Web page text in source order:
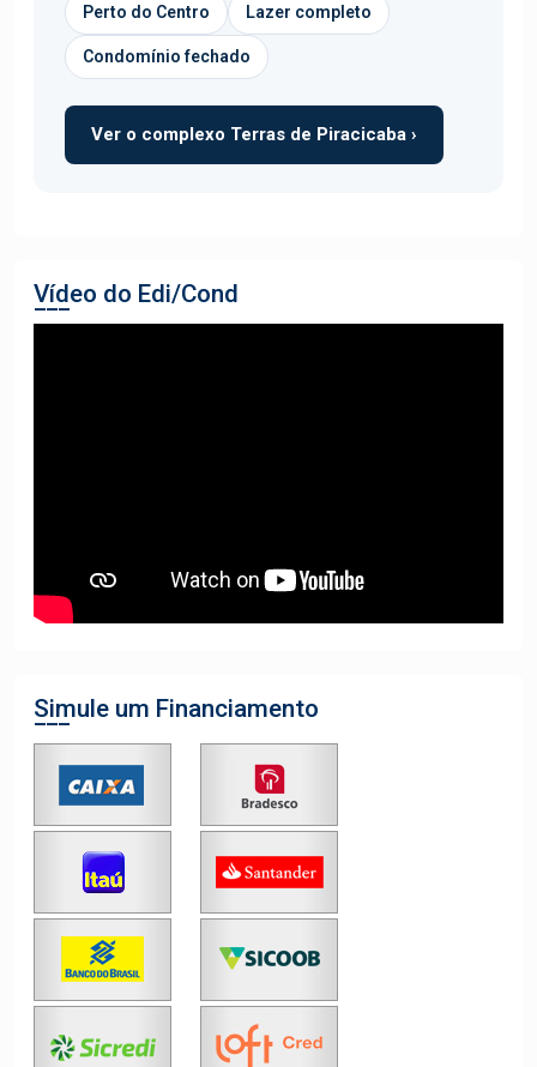
Perto do Centro Lazer completo
Condomínio fechado
Ver o complexo Terras de Piracicaba ›
Vídeo do Edi/Cond
Simule um Financiamento